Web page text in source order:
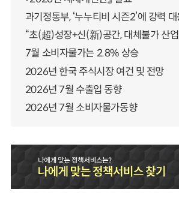
과기정통부, ‘누누티비 시즌2’에 강력
“초(超)성장+신(新)공간, 대체불가 산
7월 소비자물가는 2.8% 상승
2026년 한국 주식시장 여건 및 전망
2026년 7월 수출입 동향
2026년 7월 소비자물가동향